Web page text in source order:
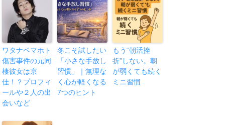
ワタナベマホト
傷害事件の元同
棲彼女は京
佳！？プロフィ
ールや２人の出
会いなど
冬こそ試したい
「小さな手放し
習慣」｜無理な
く心が軽くなる
7つのヒント
もう“朝活挫
折”しない。朝
が弱くても続く
ミニ習慣